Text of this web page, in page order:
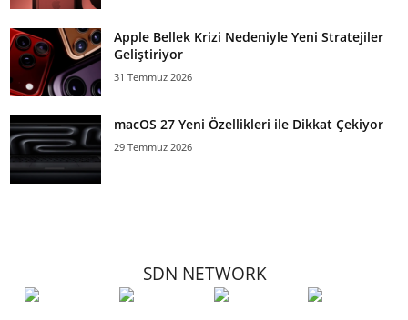
Apple Bellek Krizi Nedeniyle Yeni Stratejiler
Geliştiriyor
31 Temmuz 2026
macOS 27 Yeni Özellikleri ile Dikkat Çekiyor
29 Temmuz 2026
SDN NETWORK